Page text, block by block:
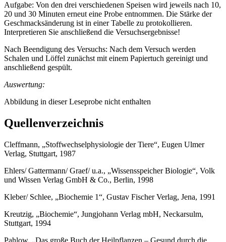
Aufgabe: Von den drei verschiedenen Speisen wird jeweils nach 10,
20 und 30 Minuten erneut eine Probe entnommen. Die Stärke der
Geschmacksänderung ist in einer Tabelle zu protokollieren.
Interpretieren Sie anschließend die Versuchsergebnisse!
Nach Beendigung des Versuchs: Nach dem Versuch werden
Schalen und Löffel zunächst mit einem Papiertuch gereinigt und
anschließend gespült.
Auswertung:
Abbildung in dieser Leseprobe nicht enthalten
Quellenverzeichnis
Cleffmann, „Stoffwechselphysiologie der Tiere“, Eugen Ulmer
Verlag, Stuttgart, 1987
Ehlers/ Gattermann/ Graef/ u.a., „Wissensspeicher Biologie“, Volk
und Wissen Verlag GmbH & Co., Berlin, 1998
Kleber/ Schlee, „Biochemie 1“, Gustav Fischer Verlag, Jena, 1991
Kreutzig, „Biochemie“, Jungjohann Verlag mbH, Neckarsulm,
Stuttgart, 1994
Pahlow, „Das große Buch der Heilpflanzen – Gesund durch die